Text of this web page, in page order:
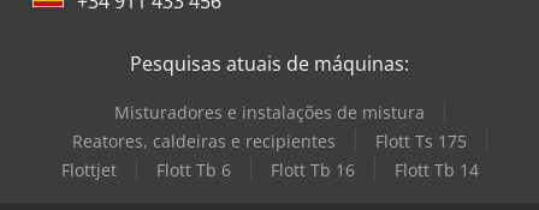
Pesquisas atuais de máquinas:
Misturadores e instalações de mistura
Reatores, caldeiras e recipientes
Flott Ts 175
Flottjet
Flott Tb 6 Flott Tb 16 Flott Tb 14